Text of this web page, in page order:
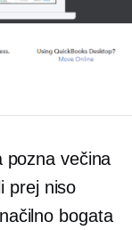
pozna večina
prej niso
bogata